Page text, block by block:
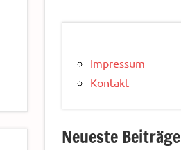
Impressum
Kontakt
Neueste Beiträge